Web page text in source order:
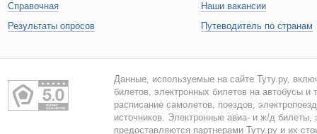
Справочная
Результаты опросов
Наши вакансии
Путеводитель по странам
Данные, используемые на сайте Туту.ру,
билетов, электронных билетов на автобусы и
расписание самолетов, поездов,
источников. Электронные авиа- и ж/д билеты,
предоставляются партнерами Туту.ру и их